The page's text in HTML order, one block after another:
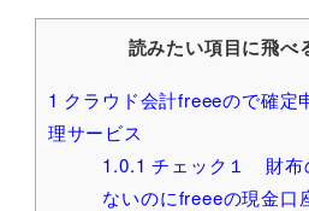
読みたい項目に飛べ
1 クラウド会計freeeので確定
理サービス
1.0.1 チェック１ 財布
ないのにfreeeの現金口